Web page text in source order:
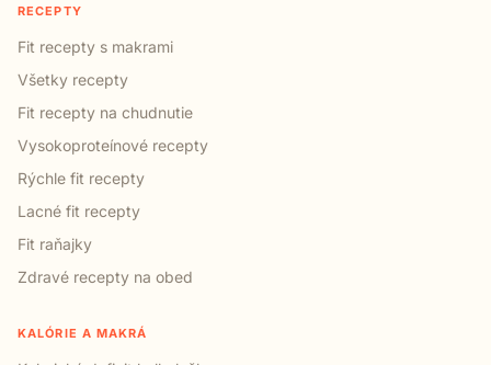
RECEPTY
Fit recepty s makrami
Všetky recepty
Fit recepty na chudnutie
Vysokoproteínové recepty
Rýchle fit recepty
Lacné fit recepty
Fit raňajky
Zdravé recepty na obed
KALÓRIE A MAKRÁ